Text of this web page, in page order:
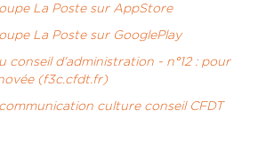
La Poste sur AppStore
La Poste sur GooglePlay
conseil d'administration - n°12 : pour
(f3c.cfdt.fr)
culture conseil CFDT